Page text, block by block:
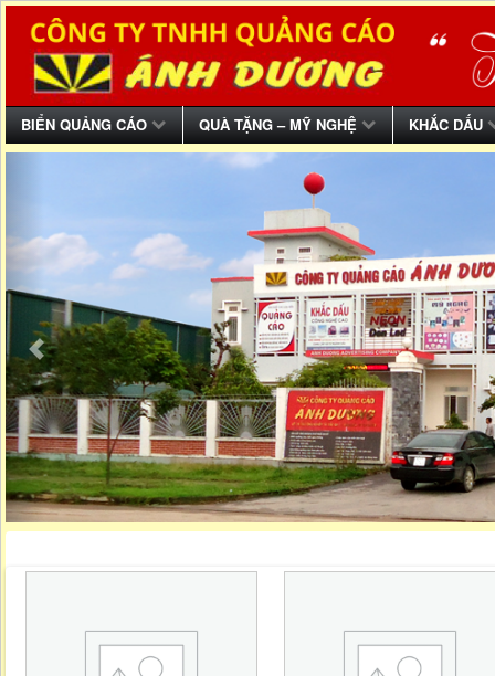
BIỂN QUẢNG CÁO QUÀ TẶNG – MỸ NGHỆ KHẮC DẤU